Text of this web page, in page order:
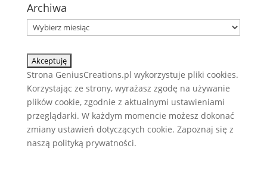
Archiwa
Archiwa
Strona GeniusCreations.pl wykorzystuje pliki cookies.
Korzystając ze strony, wyrażasz zgodę na używanie
plików cookie, zgodnie z aktualnymi ustawieniami
przeglądarki. W każdym momencie możesz dokonać
zmiany ustawień dotyczących cookie. Zapoznaj się z
naszą polityką prywatności.